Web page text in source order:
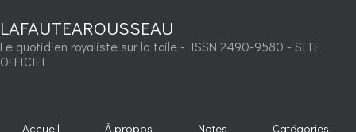
LAFAUTEAROUSSEAU
Le quotidien royaliste sur la toile - ISSN 2490-9580 - SITE
OFFICIEL
Accueil À propos Notes Catégories